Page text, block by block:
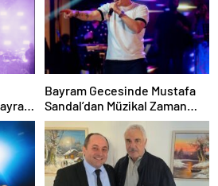
Bayram Gecesinde Mustafa
Sandal’dan Müzikal Zaman
Yolculuğu